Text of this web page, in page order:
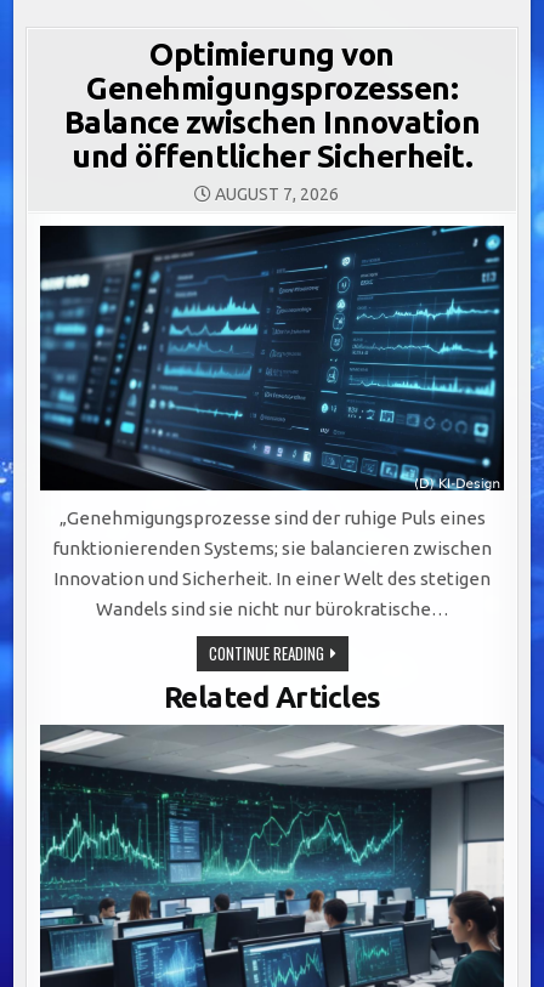
Optimierung von
Genehmigungsprozessen:
Balance zwischen Innovation
und öffentlicher Sicherheit.
AUGUST 7, 2026
„Genehmigungsprozesse sind der ruhige Puls eines
funktionierenden Systems; sie balancieren zwischen
Innovation und Sicherheit. In einer Welt des stetigen
Wandels sind sie nicht nur bürokratische…
CONTINUE READINGOPTIMIERUNG
VON
GENEHMIGUNGSPROZESSEN:
BALANCE
ZWISCHEN
INNOVATION
UND
ÖFFENTLICHER
SICHERHEIT.
Related Articles